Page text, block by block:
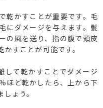
乾かすことが重要です。毛
にダメージを与えます。髪
の風を送り、指の腹で頭皮
すことが可能です。
して乾かすことでダメージ
ほど乾かしたら、上から下
ょう。